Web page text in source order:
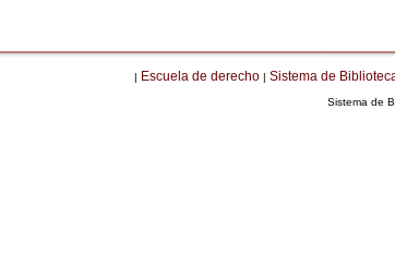
| Escuela de derecho | Sistema de
Sistema de